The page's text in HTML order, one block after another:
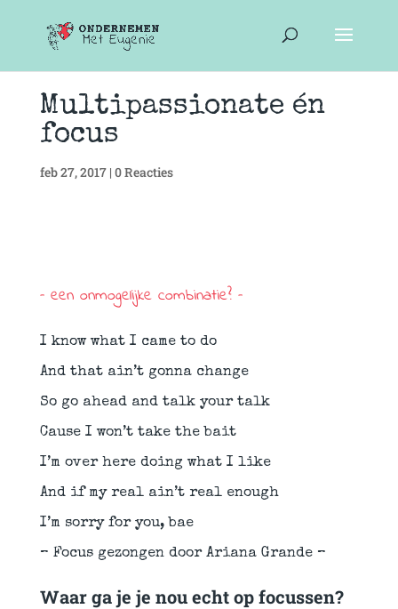
Multipassionate én
focus
feb 27, 2017| 0 Reacties
– een onmogelijke combinatie? –
I know what I came to do
And that ain’t gonna change
So go ahead and talk your talk
Cause I won’t take the bait
I’m over here doing what I like
And if my real ain’t real enough
I’m sorry for you, bae
– Focus gezongen door Ariana Grande –
Waar ga je je nou echt op focussen?